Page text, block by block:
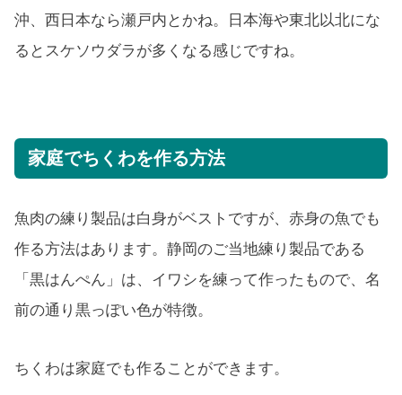
沖、西日本なら瀬戸内とかね。日本海や東北以北にな
るとスケソウダラが多くなる感じですね。
家庭でちくわを作る方法
魚肉の練り製品は白身がベストですが、赤身の魚でも
作る方法はあります。静岡のご当地練り製品である
「黒はんぺん」は、イワシを練って作ったもので、名
前の通り黒っぽい色が特徴。
ちくわは家庭でも作ることができます。